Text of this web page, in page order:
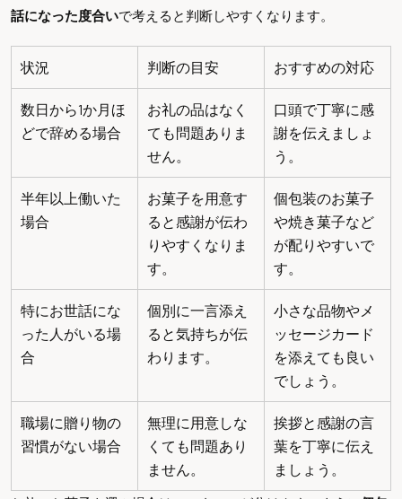
話になった度合いで考えると判断しやすくなります。
状況 判断の目安 おすすめの対応
数日から1か月ほ
どで辞める場合
お礼の品はなく
ても問題ありま
せん。
口頭で丁寧に感
謝を伝えましょ
う。
半年以上働いた
場合
お菓子を用意す
ると感謝が伝わ
りやすくなりま
す。
個包装のお菓子
や焼き菓子など
が配りやすいで
す。
特にお世話にな
った人がいる場
合
個別に一言添え
ると気持ちが伝
わります。
小さな品物やメ
ッセージカード
を添えても良い
でしょう。
職場に贈り物の
習慣がない場合
無理に用意しな
くても問題あり
ません。
挨拶と感謝の言
葉を丁寧に伝え
ましょう。